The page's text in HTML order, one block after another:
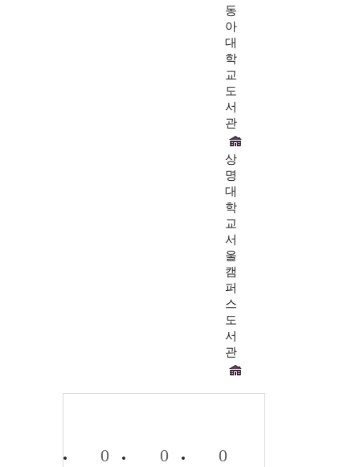
동
아
대
학
교
도
서
관
상
명
대
학
교
서
울
캠
퍼
스
도
서
관
0 0 0